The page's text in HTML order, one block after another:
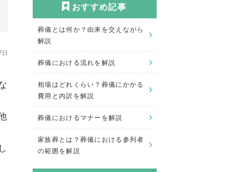
おすすめ記事
葬儀とは何か？由来を交えながら
解説
葬儀における流れを解説
相場はどれくらい？葬儀にかかる
費用と内訳を解説
葬儀におけるマナーを解説
家族葬とは？葬儀における参列者
の範囲を解説